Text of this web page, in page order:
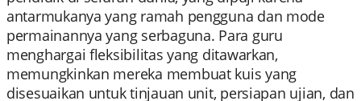
antarmukanya yang ramah pengguna dan mode
permainannya yang serbaguna. Para guru
menghargai fleksibilitas yang ditawarkan,
memungkinkan mereka membuat kuis yang
disesuaikan untuk tinjauan unit, persiapan ujian, dan